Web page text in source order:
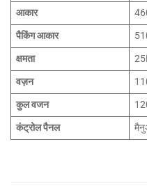
आकार
पैकिंग आकार
क्षमता
वज़न
कुल वजन
कंट्रोल पैनल